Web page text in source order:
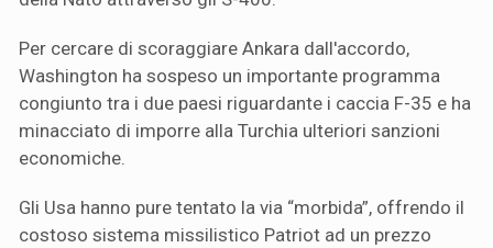
Per cercare di scoraggiare Ankara dall'accordo,
Washington ha sospeso un importante programma
congiunto tra i due paesi riguardante i caccia F-35 e ha
minacciato di imporre alla Turchia ulteriori sanzioni
economiche.
Gli Usa hanno pure tentato la via “morbida”, offrendo il
costoso sistema missilistico Patriot ad un prezzo